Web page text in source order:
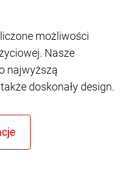
możliwości
Nasze
najwyższą
doskonały design.